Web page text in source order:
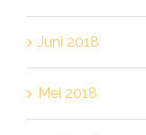
Juni 2018
Mei 2018